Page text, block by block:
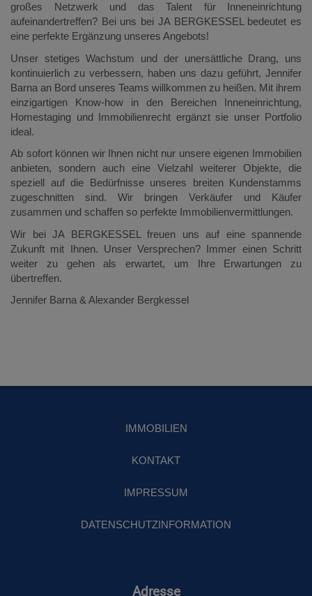
großes Netzwerk und das Talent für Inneneinrichtung
aufeinandertreffen? Bei uns bei JA BERGKESSEL bedeutet es
eine perfekte Ergänzung unseres Angebots!
Unser stetiges Wachstum und der unersättliche Drang, uns
kontinuierlich zu verbessern, haben uns dazu geführt, Jennifer
Barna an Bord unseres Teams willkommen zu heißen. Mit ihrem
einzigartigen Know-how in den Bereichen Inneneinrichtung,
Homestaging und Immobilienrecht ergänzt sie unser Portfolio
ideal.
Ab sofort können wir Ihnen nicht nur unsere eigenen Immobilien
anbieten, sondern auch eine Vielzahl weiterer Objekte, die
speziell auf die Bedürfnisse unseres breiten Kundenstamms
zugeschnitten sind. Wir bringen Verkäufer und Käufer
zusammen und schaffen so perfekte Immobilienvermittlungen.
Wir bei JA BERGKESSEL freuen uns auf eine spannende
Zukunft mit Ihnen. Unser Versprechen? Immer einen Schritt
weiter zu gehen als erwartet, um Ihre Erwartungen zu
übertreffen.
Jennifer Barna & Alexander Bergkessel
IMMOBILIEN
KONTAKT
IMPRESSUM
DATENSCHUTZINFORMATION
Adresse